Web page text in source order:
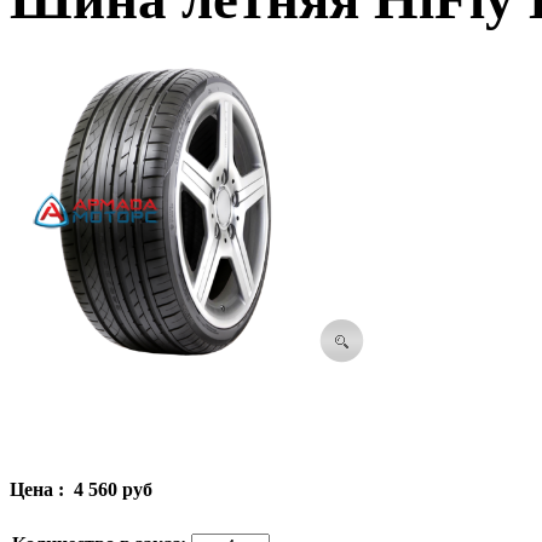
Цена : 4 560 руб